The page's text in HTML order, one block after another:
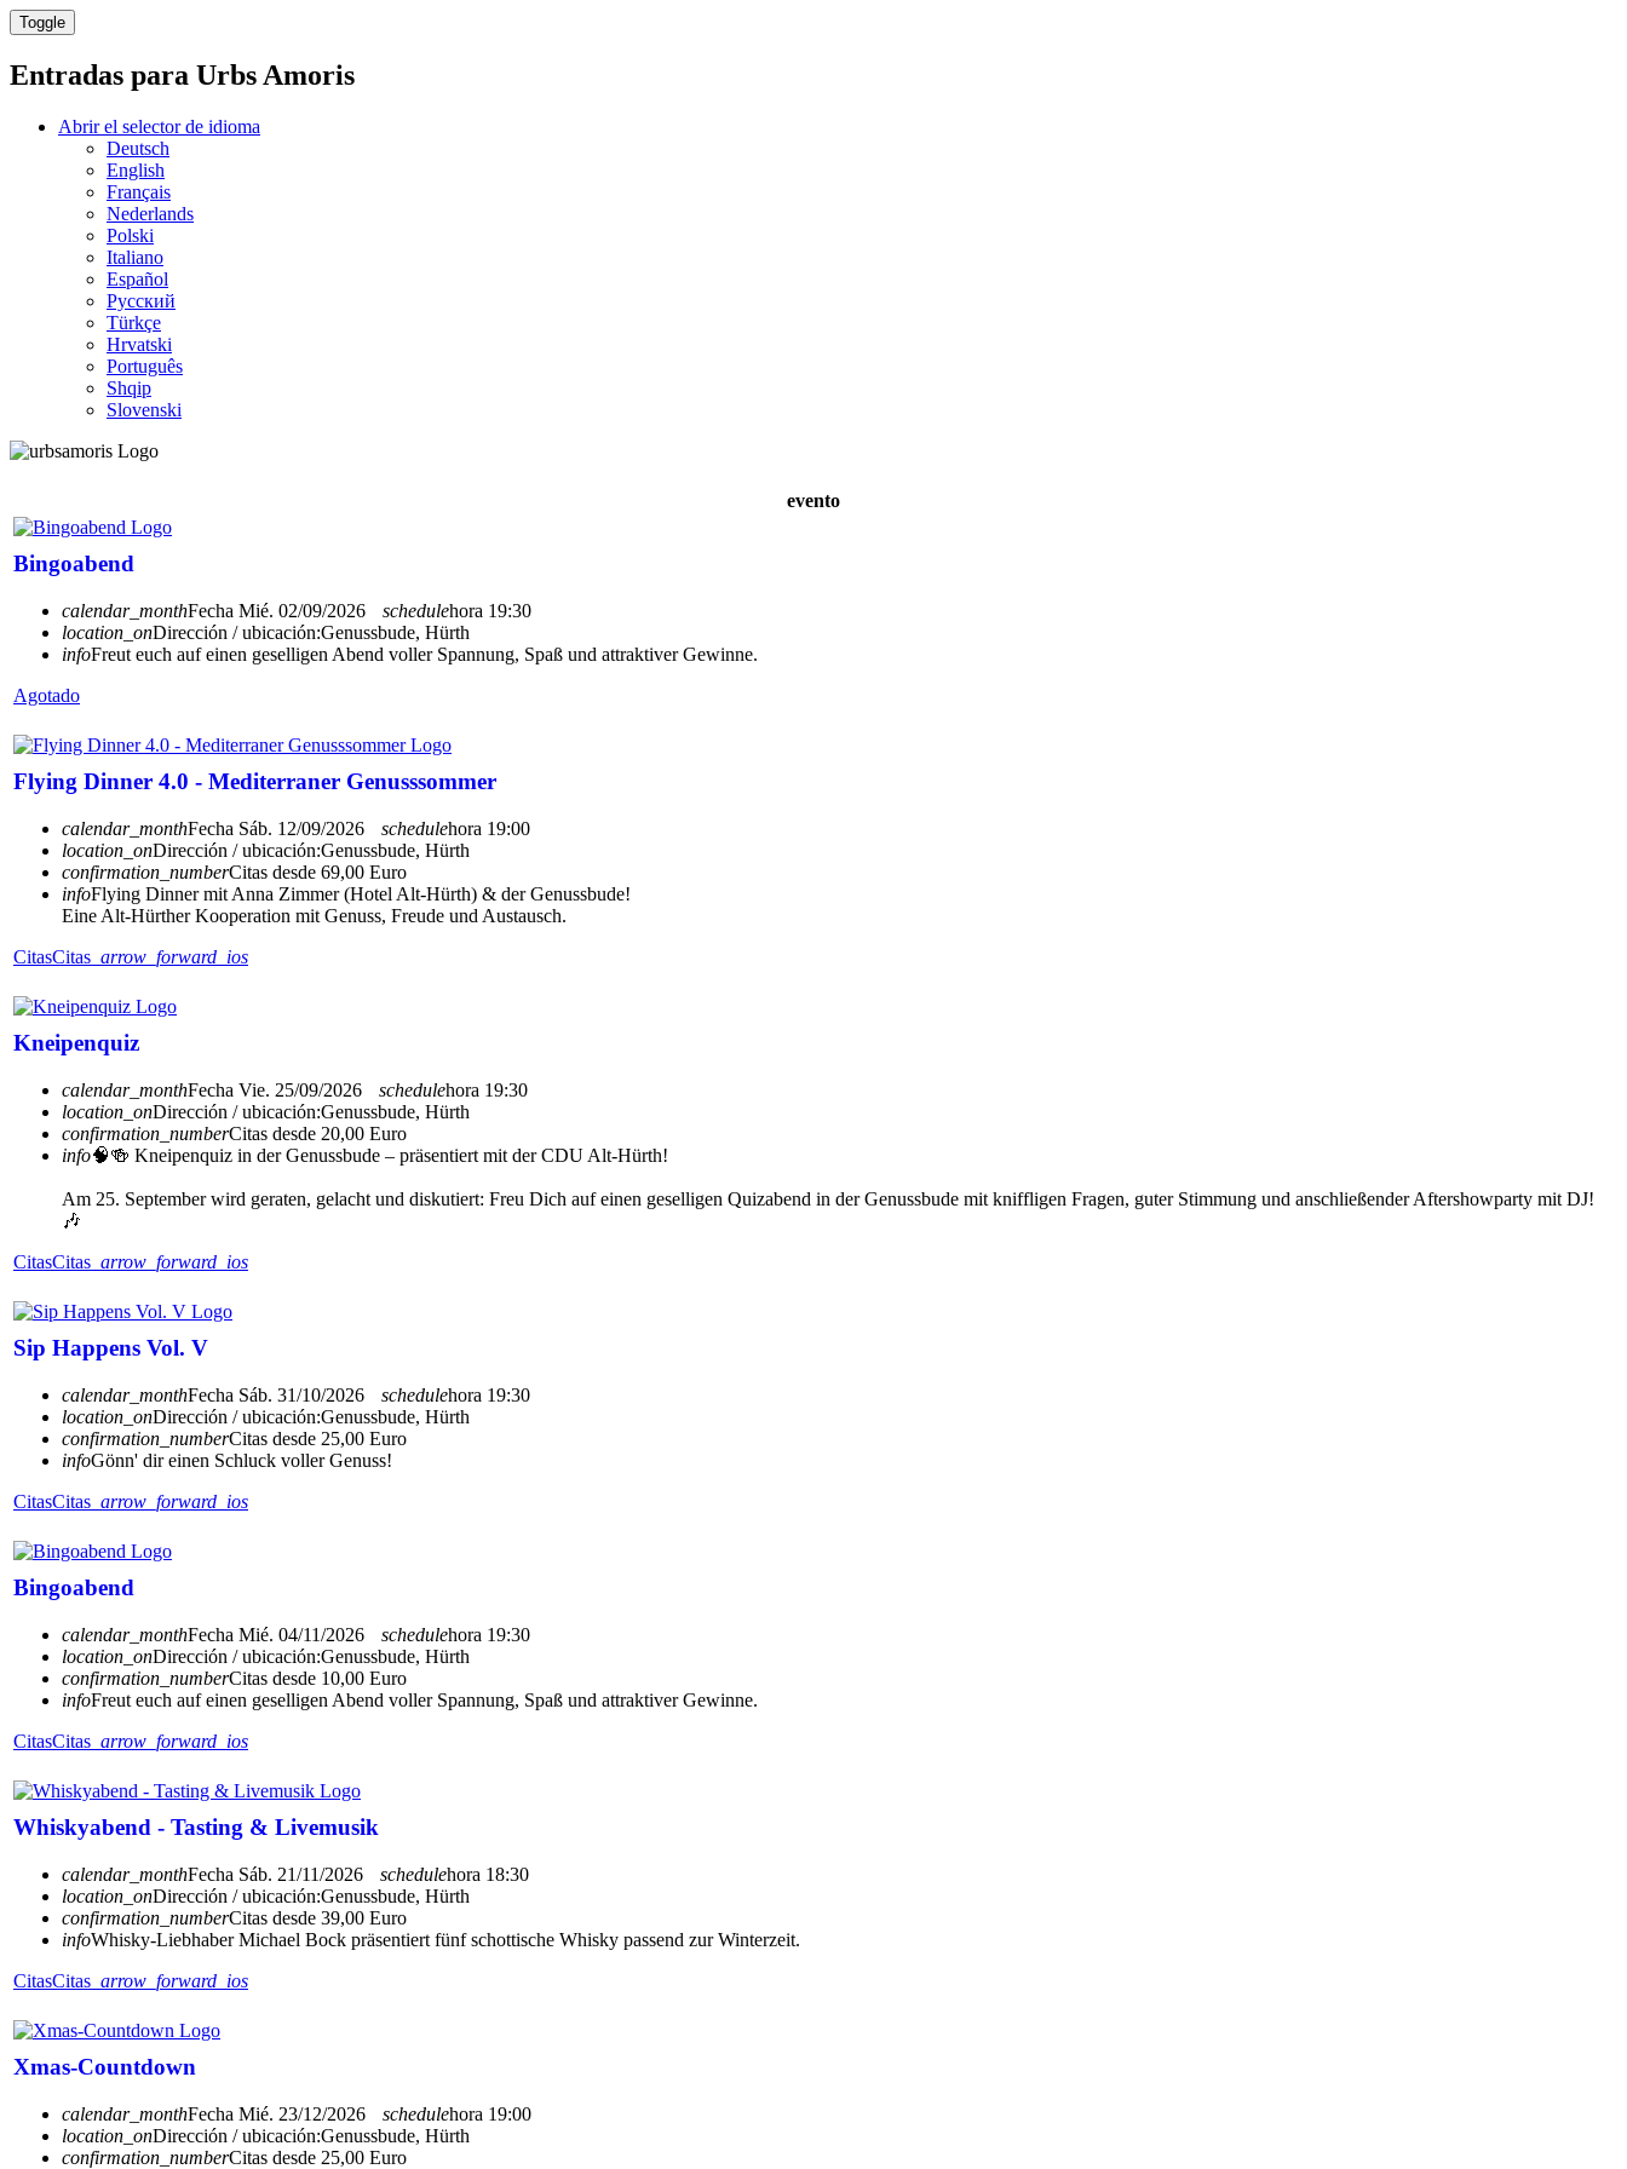
Toggle
Entradas para Urbs Amoris
Abrir el selector de idioma
Deutsch
English
Français
Nederlands
Polski
Italiano
Español
Русский
Türkçe
Hrvatski
Português
Shqip
Slovenski
evento
Bingoabend
calendar_monthFecha Mié. 02/09/2026 schedulehora 19:30
location_onDirección / ubicación:Genussbude, Hürth
infoFreut euch auf einen geselligen Abend voller Spannung, Spaß und attraktiver Gewinne.
Agotado
Flying Dinner 4.0 - Mediterraner Genusssommer
calendar_monthFecha Sáb. 12/09/2026 schedulehora 19:00
location_onDirección / ubicación:Genussbude, Hürth
confirmation_numberCitas desde 69,00 Euro
infoFlying Dinner mit Anna Zimmer (Hotel Alt-Hürth) & der Genussbude!
Eine Alt-Hürther Kooperation mit Genuss, Freude und Austausch.
CitasCitas arrow_forward_ios
Kneipenquiz
calendar_monthFecha Vie. 25/09/2026 schedulehora 19:30
location_onDirección / ubicación:Genussbude, Hürth
confirmation_numberCitas desde 20,00 Euro
info🧠🍻 Kneipenquiz in der Genussbude – präsentiert mit der CDU Alt-Hürth!
Am 25. September wird geraten, gelacht und diskutiert: Freu Dich auf einen geselligen Quizabend in der Genussbude mit kniffligen Fragen, guter Stimmung und anschließender Aftershowparty mit DJ!
🎶
CitasCitas arrow_forward_ios
Sip Happens Vol. V
calendar_monthFecha Sáb. 31/10/2026 schedulehora 19:30
location_onDirección / ubicación:Genussbude, Hürth
confirmation_numberCitas desde 25,00 Euro
infoGönn' dir einen Schluck voller Genuss!
CitasCitas arrow_forward_ios
Bingoabend
calendar_monthFecha Mié. 04/11/2026 schedulehora 19:30
location_onDirección / ubicación:Genussbude, Hürth
confirmation_numberCitas desde 10,00 Euro
infoFreut euch auf einen geselligen Abend voller Spannung, Spaß und attraktiver Gewinne.
CitasCitas arrow_forward_ios
Whiskyabend - Tasting & Livemusik
calendar_monthFecha Sáb. 21/11/2026 schedulehora 18:30
location_onDirección / ubicación:Genussbude, Hürth
confirmation_numberCitas desde 39,00 Euro
infoWhisky-Liebhaber Michael Bock präsentiert fünf schottische Whisky passend zur Winterzeit.
CitasCitas arrow_forward_ios
Xmas-Countdown
calendar_monthFecha Mié. 23/12/2026 schedulehora 19:00
location_onDirección / ubicación:Genussbude, Hürth
confirmation_numberCitas desde 25,00 Euro